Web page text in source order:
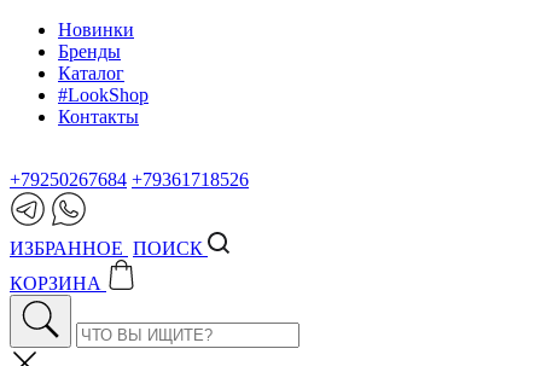
Новинки
Бренды
Каталог
#LookShop
Контакты
+79250267684 +79361718526
ИЗБРАННОЕ ПОИСК
КОРЗИНА